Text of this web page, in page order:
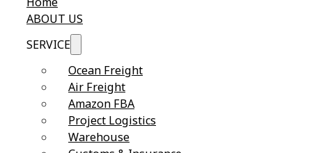
ABOUT US
SERVICE
Ocean Freight
Air Freight
Amazon FBA
Project Logistics
Warehouse